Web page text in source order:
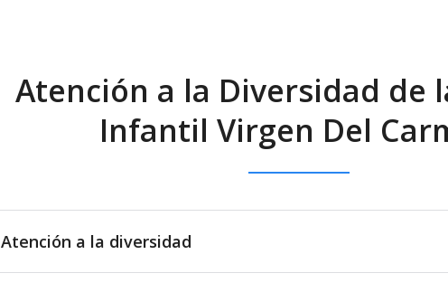
Atención a la Diversidad de
Infantil Virgen Del
Atención a la diversidad